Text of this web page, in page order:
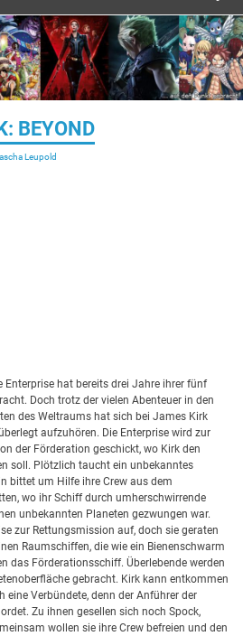
BEYOND
Leupold
Enterprise hat bereits drei Jahre ihrer fünf
Doch trotz der vielen Abenteuer in den
des Weltraums hat sich bei James Kirk
aufzuhören. Die Enterprise wird zur
der Förderation geschickt, wo Kirk den
soll. Plötzlich taucht ein unbekanntes
bittet um Hilfe ihre Crew aus dem
wo ihr Schiff durch umherschwirrende
unbekannten Planeten gezwungen war.
zur Rettungsmission auf, doch sie geraten
Raumschiffen, die wie ein Bienenschwarm
das Förderationsschiff. Überlebende werden
gebracht. Kirk kann entkommen
Verbündete, denn der Anführer der
Zu ihnen gesellen sich noch Spock,
wollen sie ihre Crew befreien und den